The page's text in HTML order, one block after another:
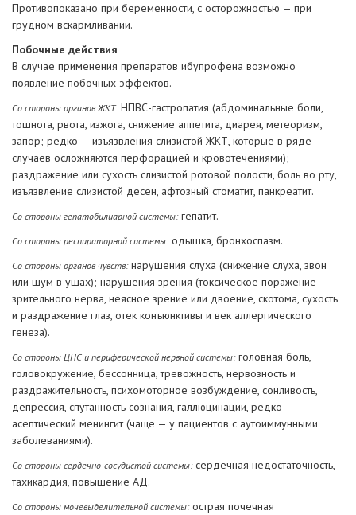
Противопоказано при беременности, с осторожностью — при
грудном вскармливании.
Побочные действия
В случае применения препаратов ибупрофена возможно
появление побочных эффектов.
Со стороны органов ЖКТ:НПВС-гастропатия (абдоминальные боли,
тошнота, рвота, изжога, снижение аппетита, диарея, метеоризм,
запор; редко — изъязвления слизистой ЖКТ, которые в ряде
случаев осложняются перфорацией и кровотечениями);
раздражение или сухость слизистой ротовой полости, боль во рту,
изъязвление слизистой десен, афтозный стоматит, панкреатит.
Со стороны гепатобилиарной системы:гепатит.
Со стороны респираторной системы:одышка, бронхоспазм.
Со стороны органов чувств:нарушения слуха (снижение слуха, звон
или шум в ушах); нарушения зрения (токсическое поражение
зрительного нерва, неясное зрение или двоение, скотома, сухость
и раздражение глаз, отек конъюнктивы и век аллергического
генеза).
Со стороны ЦНС и периферической нервной системы:головная боль,
головокружение, бессонница, тревожность, нервозность и
раздражительность, психомоторное возбуждение, сонливость,
депрессия, спутанность сознания, галлюцинации, редко —
асептический менингит (чаще — у пациентов с аутоиммунными
заболеваниями).
Со стороны сердечно-сосудистой системы:сердечная недостаточность,
тахикардия, повышение АД.
Со стороны мочевыделительной системы:острая почечная